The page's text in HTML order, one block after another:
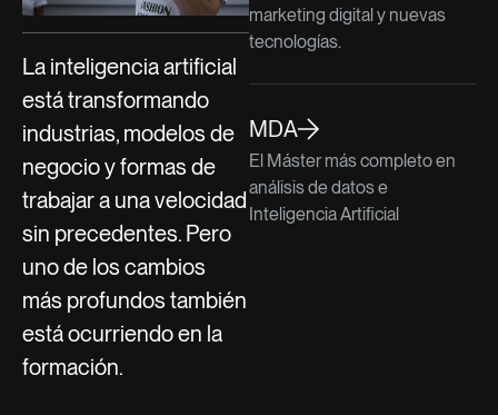
La inteligencia artificial
está transformando
industrias, modelos de
negocio y formas de
trabajar a una velocidad
sin precedentes. Pero
uno de los cambios
más profundos también
está ocurriendo en la
formación.
marketing digital y nuevas
tecnologías.
MDA
El Máster más completo en
análisis de datos e
Inteligencia Artificial